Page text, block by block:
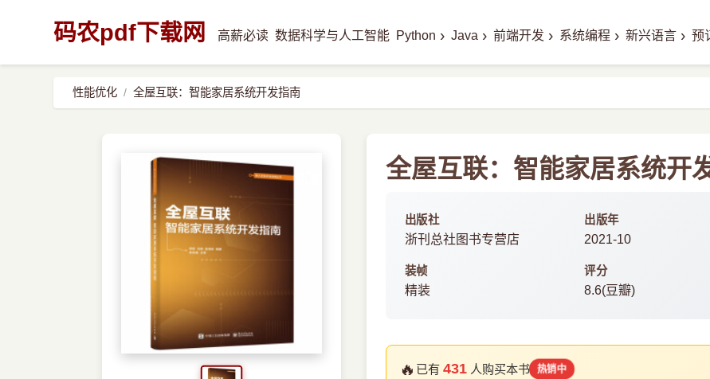
码农pdf下载网 高薪必读 数据科学与人工智能 Python › Java › 前端开发 › 系统编程 › 新兴语言 › 预
性能优化 全屋互联：智能家居系统开发指南
全屋互联：智能家居系统开
出版社
浙刊总社图书专营店
出版年
2021-10
装帧
精装
评分
8.6(豆瓣)
🔥 已有 431人购买本书 热销中